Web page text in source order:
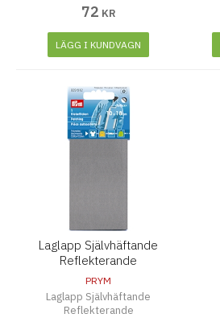
72 KR
LÄGG I KUNDVAGN
Laglapp Självhäftande
Reflekterande
PRYM
Laglapp Självhäftande
Reflekterande